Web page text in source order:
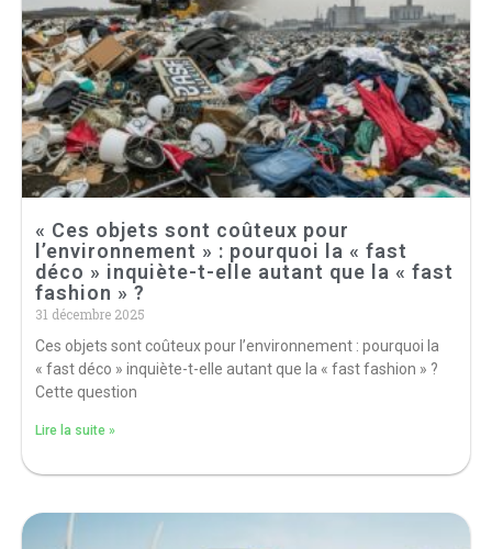
« Ces objets sont coûteux pour
l’environnement » : pourquoi la « fast
déco » inquiète-t-elle autant que la « fast
fashion » ?
31 décembre 2025
Ces objets sont coûteux pour l’environnement : pourquoi la
« fast déco » inquiète-t-elle autant que la « fast fashion » ?
Cette question
Lire la suite »